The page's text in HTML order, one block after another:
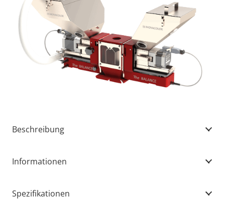
Beschreibung
Informationen
Spezifikationen